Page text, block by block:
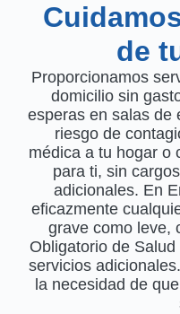
de
Proporcionamos
domicilio sin
esperas en salas de
riesgo de
médica a tu hogar o
para ti, sin
adicionales. En
eficazmente
grave como leve,
Obligatorio de
servicios
la necesidad de